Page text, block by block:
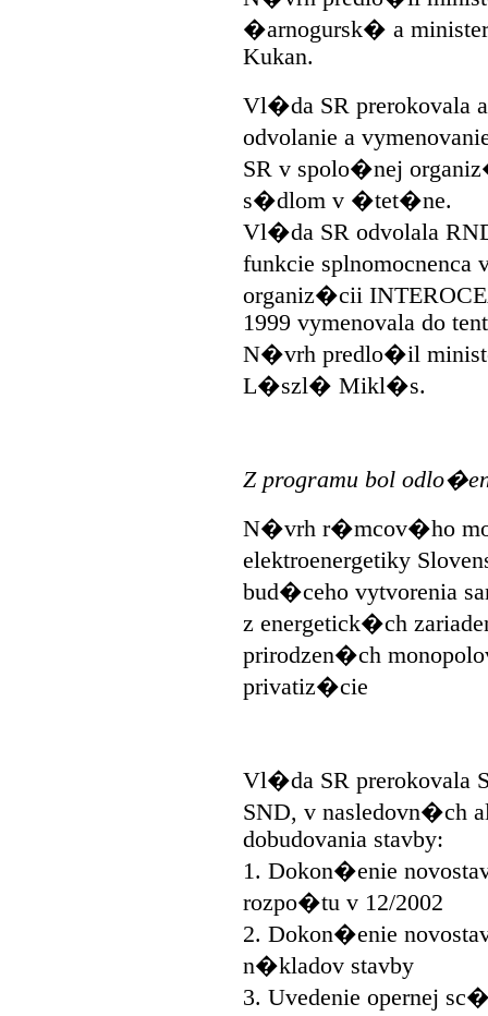
�arnogursk� a
Kukan.
Vl�da SR prerokovala
odvolanie a
SR v spolo�nej
s�dlom v �tet�ne.
Vl�da SR odvolala
funkcie
organiz�cii
1999 vymenovala do
N�vrh predlo�il
L�szl� Mikl�s.
Z programu bol
N�vrh r�mcov�ho
elektroenergetiky
bud�ceho vytvorenia
z energetick�ch
prirodzen�ch
privatiz�cie
Vl�da SR prerokovala
SND, v nasledovn�ch
dobudovania stavby:
1. Dokon�enie
rozpo�tu v 12/2002
2. Dokon�enie
n�kladov stavby
3. Uvedenie opernej